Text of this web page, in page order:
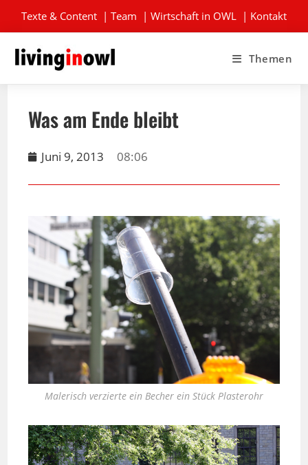
Texte & Content | Team | Wirtschaft in OWL | Kontakt
Themen
Was am Ende bleibt
Juni 9, 2013 08:06
Malerisch verzierte ein Becher ein Stück Plasterohr